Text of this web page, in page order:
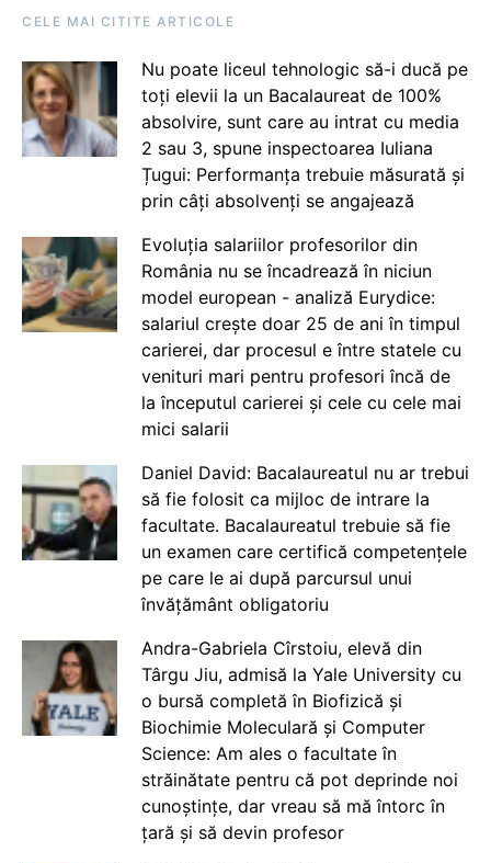
CELE MAI CITITE ARTICOLE
Nu poate liceul tehnologic să-i ducă pe
toți elevii la un Bacalaureat de 100%
absolvire, sunt care au intrat cu media
2 sau 3, spune inspectoarea Iuliana
Țugui: Performanța trebuie măsurată și
prin câți absolvenți se angajează
Evoluția salariilor profesorilor din
România nu se încadrează în niciun
model european - analiză Eurydice:
salariul crește doar 25 de ani în timpul
carierei, dar procesul e între statele cu
venituri mari pentru profesori încă de
la începutul carierei și cele cu cele mai
mici salarii
Daniel David: Bacalaureatul nu ar trebui
să fie folosit ca mijloc de intrare la
facultate. Bacalaureatul trebuie să fie
un examen care certifică competențele
pe care le ai după parcursul unui
învățământ obligatoriu
Andra-Gabriela Cîrstoiu, elevă din
Târgu Jiu, admisă la Yale University cu
o bursă completă în Biofizică și
Biochimie Moleculară și Computer
Science: Am ales o facultate în
străinătate pentru că pot deprinde noi
cunoștințe, dar vreau să mă întorc în
țară și să devin profesor